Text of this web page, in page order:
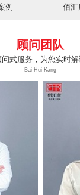
例 佰汇
顾问团队
问式服务，为您实时
Bai Hui Kang